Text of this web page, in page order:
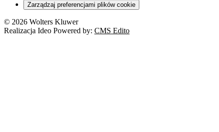
Zarządzaj preferencjami plików cookie
© 2026 Wolters Kluwer
Realizacja Ideo Powered by: CMS Edito